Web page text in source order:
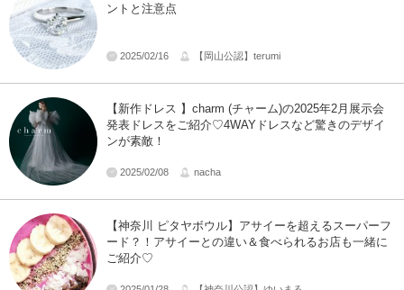
ントと注意点
2025/02/16 【岡山公認】terumi
【新作ドレス 】charm (チャーム)の2025年2月展示会
発表ドレスをご紹介♡4WAYドレスなど驚きのデザイ
ンが素敵！
2025/02/08 nacha
【神奈川 ピタヤボウル】アサイーを超えるスーパーフ
ード？！アサイーとの違い＆食べられるお店も一緒に
ご紹介♡